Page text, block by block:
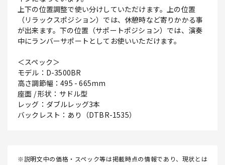
上下の位置調整で使い分けしていただけます。上の位置
（リラックスポジション）では、休憩時など寄りかかる事
が出来ます。下の位置（サポートポジション）では、演奏
中にランバーサポートとしてお使いいただけます。
＜スペック＞
モデル：D-3500BR
高さ調節幅：495 - 665mm
座面 / 形状：サドル型
レッグ：ダブルレッグ3本
バックレスト：あり（DTBR-1535）
※説明文中の価格・スペック等は掲載時点の情報であり、現状とは